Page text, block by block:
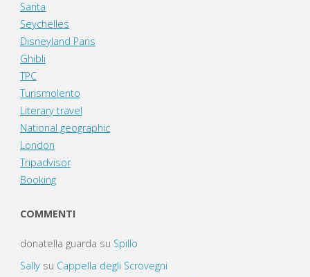
Santa
Seychelles
Disneyland Paris
Ghibli
TPC
Turismolento
Literary travel
National geographic
London
Tripadvisor
Booking
COMMENTI
donatella guarda su Spillo
Sallysu Cappella degli Scrovegni